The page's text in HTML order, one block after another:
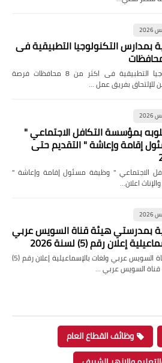
بمدارس التكنولوجيا التطبيقية فى
وظائف خالية بمدارس التكنولوجيا التطبيقية فى اكثر من 8 محافظات فرصة
للإلتحاق بفريق عمل …
بمؤسسة التكافل الاجتماعي "
إقامة وإعاشة " التقديم حتى
الاجتماعي " وظيفة مسئول إقامة وإعاشة "
بمدرستي هيئة قناة السويس عربي
إعلان رقم (5) لسنة 2026
وظائف خالية بمدرستي هيئة قناة السويس عربي ولغات بالإسماعيلية إعلان رقم (5)
وظائف القطاع العام